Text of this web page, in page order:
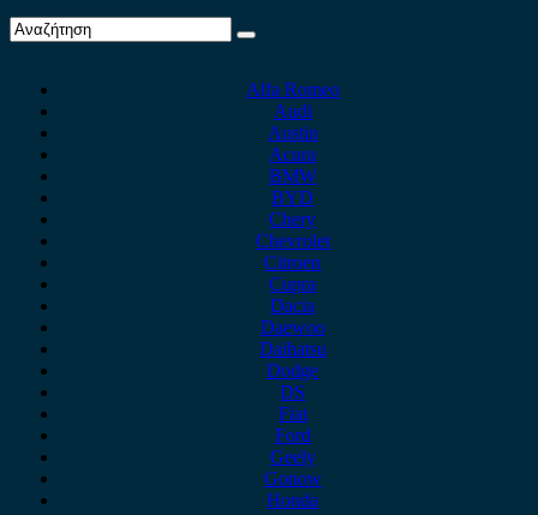
Alfa Romeo
Audi
Austin
Acura
BMW
BYD
Chery
Chevrolet
Citroen
Cupra
Dacia
Daewoo
Daihatsu
Dodge
DS
Fiat
Ford
Geely
Gonow
Honda